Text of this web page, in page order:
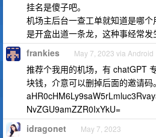
挂名是傻子吧。
机场主后台一查工单就知道是哪
是开盒出道一条龙，这种事经常发
frankies May 7, 2023 via Android
推荐个我用的机场，有 chatGPT
块钱，介意可以删掉后面的邀请码。
NvZGU9amZZR0IxYkU=
idragonet May 7, 2023